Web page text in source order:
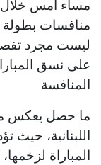
مساء أمس خلال
ليست مجرد
على نسق
المنافسة.
ما حصل يعكس
اللبنانية، حيث
المباراة